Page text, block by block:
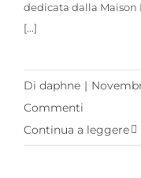
dedicata dalla Maison
[...]
Di daphne |
Commenti
Continua a leggere